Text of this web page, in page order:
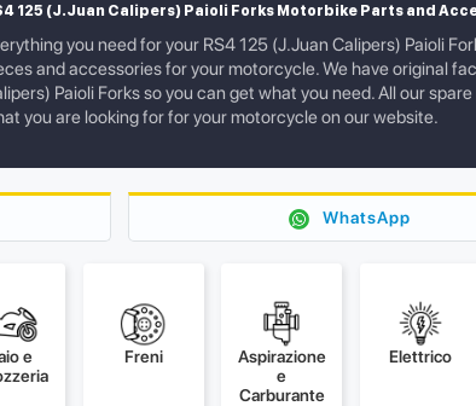
125 (J.Juan Calipers) Paioli Forks Motorbike Parts and
you need for your RS4 125 (J.Juan Calipers) Paioli
and accessories for your motorcycle. We have original
Paioli Forks so you can get what you need. All our
you are looking for for your motorcycle on our website.
WhatsApp
e
Freni
Aspirazione
e
Carburante
Elettrico